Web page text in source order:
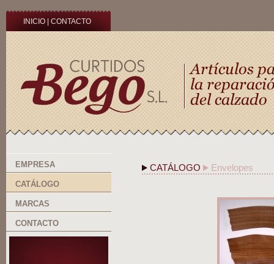
INICIO CONTACTO
EMPRESA
CATÁLOGO
MARCAS
CONTACTO
CATÁLOGO Envelopes